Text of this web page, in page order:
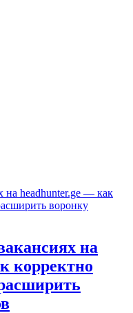
на
корректно